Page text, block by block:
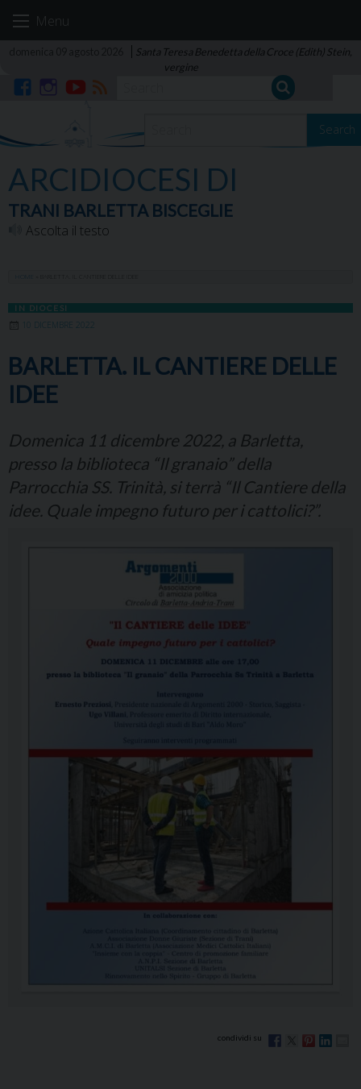
Menu
Santa Teresa Benedetta della Croce (Edith) Stein,
vergine
Search
ARCIDIOCESI DI
TRANI BARLETTA BISCEGLIE
Ascolta il testo
IN DIOCESI
10 DICEMBRE 2022
BARLETTA. IL CANTIERE DELLE
IDEE
Domenica 11 dicembre 2022, a Barletta,
presso la biblioteca “Il granaio” della
Parrocchia SS. Trinità, si terrà “Il Cantiere della
idee. Quale impegno futuro per i cattolici?”.